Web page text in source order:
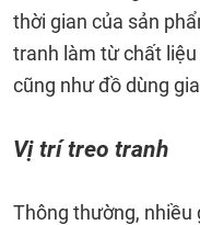
thời gian của sản
tranh làm từ chất
cũng như đồ dùng
Vị trí treo tranh
Thông thường, nhiều